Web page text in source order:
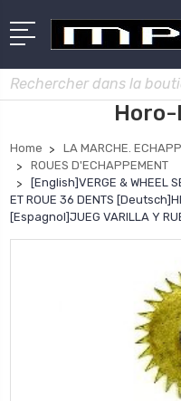
Rechercher
Home
LA MARCHE.
ROUES D'ECHAPPEMENT
[English]VERGE & WHEEL
ET ROUE 36 DENTS
[Espagnol]JUEG VARILLA Y